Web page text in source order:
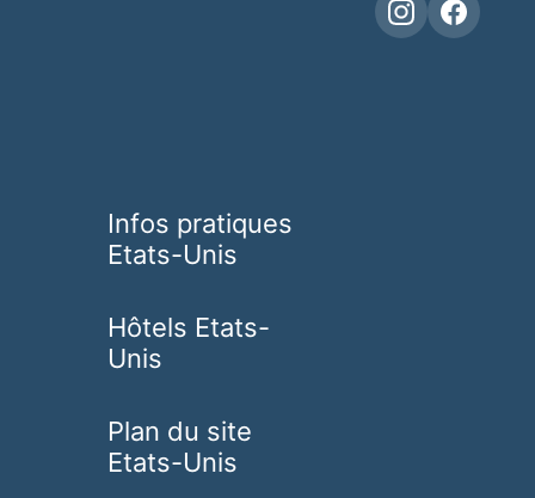
Infos pratiques
Etats-Unis
Hôtels Etats-
Unis
Plan du site
Etats-Unis